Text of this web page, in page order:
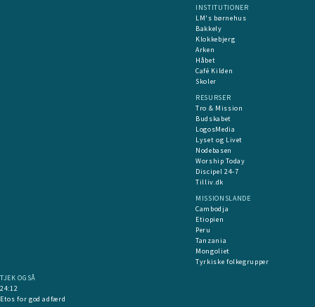
INSTITUTIONER
LM's børnehus
Bakkely
Klokkebjerg
Arken
Håbet
Café Kilden
Skoler
RESURSER
Tro & Mission
Budskabet
LogosMedia
Lyset og Livet
Nodebasen
Worship Today
Discipel 24-7
Tilliv.dk
MISSIONSLANDE
Cambodja
Etiopien
Peru
Tanzania
Mongoliet
Tyrkiske folkegrupper
TJEK OGSÅ
24:12
Etos for god adfærd